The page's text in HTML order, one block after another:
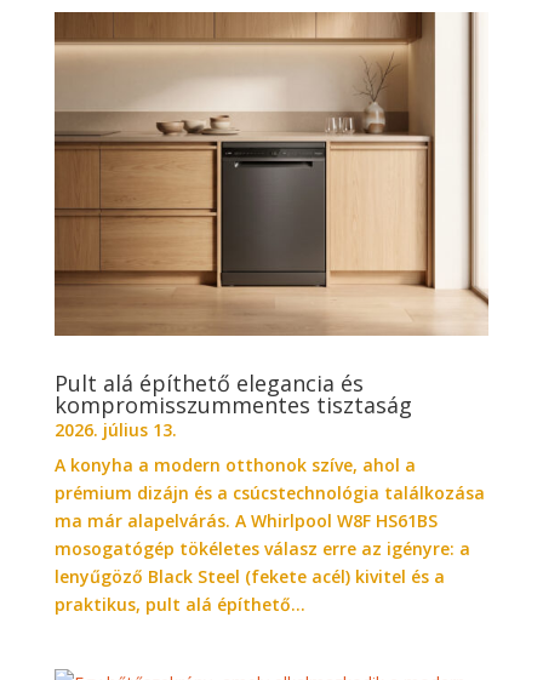
Pult alá építhető elegancia és
kompromisszummentes tisztaság
2026. július 13.
A konyha a modern otthonok szíve, ahol a
prémium dizájn és a csúcstechnológia találkozása
ma már alapelvárás. A Whirlpool W8F HS61BS
mosogatógép tökéletes válasz erre az igényre: a
lenyűgöző Black Steel (fekete acél) kivitel és a
praktikus, pult alá építhető...